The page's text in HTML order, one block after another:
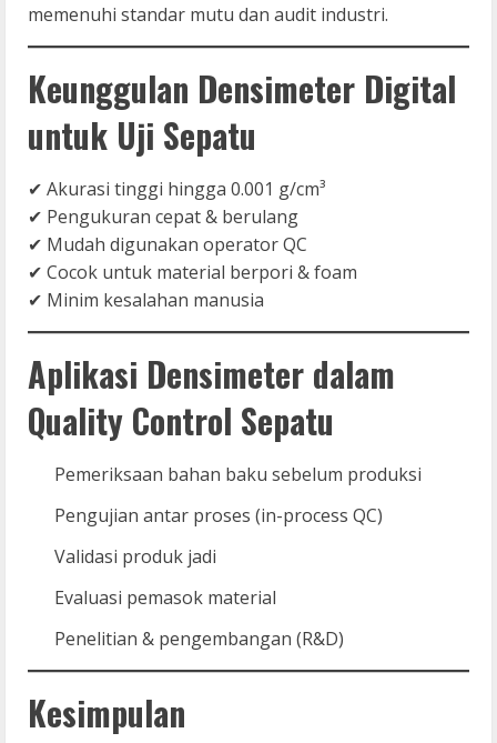
memenuhi standar mutu dan audit industri.
Keunggulan Densimeter Digital
untuk Uji Sepatu
✔ Akurasi tinggi hingga 0.001 g/cm³
✔ Pengukuran cepat & berulang
✔ Mudah digunakan operator QC
✔ Cocok untuk material berpori & foam
✔ Minim kesalahan manusia
Aplikasi Densimeter dalam
Quality Control Sepatu
Pemeriksaan bahan baku sebelum produksi
Pengujian antar proses (in-process QC)
Validasi produk jadi
Evaluasi pemasok material
Penelitian & pengembangan (R&D)
Kesimpulan